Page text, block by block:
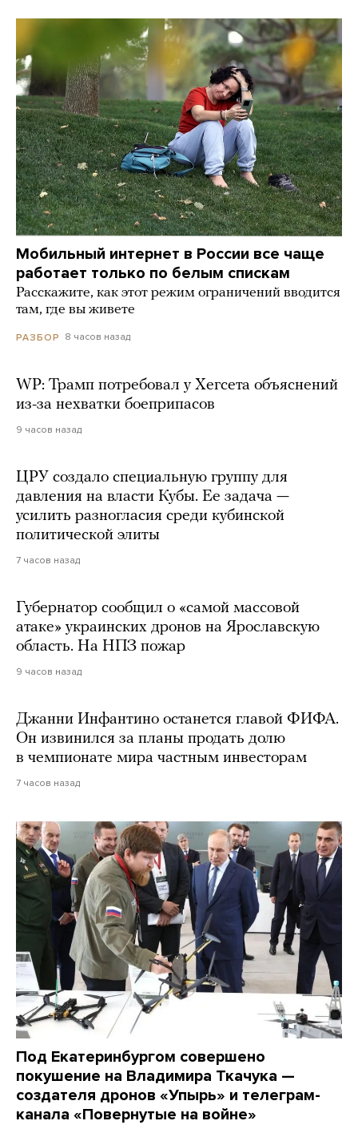
Мобильный интернет в России все чаще
работает только по белым спискам
Расскажите, как этот режим ограничений вводится
там, где вы живете
РАЗБОР 8 часов назад
WP: Трамп потребовал у Хегсета объяснений
из-за нехватки боеприпасов
9 часов назад
ЦРУ создало специальную группу для
давления на власти Кубы. Ее задача —
усилить разногласия среди кубинской
политической элиты
7 часов назад
Губернатор сообщил о «самой массовой
атаке» украинских дронов на Ярославскую
область. На НПЗ пожар
9 часов назад
Джанни Инфантино останется главой ФИФА.
Он извинился за планы продать долю
в чемпионате мира частным инвесторам
7 часов назад
Под Екатеринбургом совершено
покушение на Владимира Ткачука —
создателя дронов «Упырь» и телеграм-
канала «Повернутые на войне»